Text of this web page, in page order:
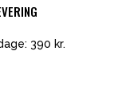
390 kr.